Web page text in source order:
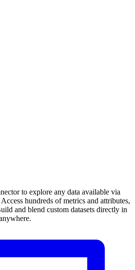
to explore any data available via
hundreds of metrics and attributes,
and blend custom datasets directly in